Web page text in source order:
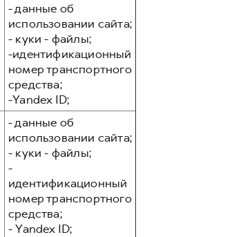
- данные об
использовании сайта;
- куки - файлы;
-идентификационный
номер транспортного
средства;
-Yandex ID;
- данные об
использовании сайта;
- куки - файлы;
-
идентификационный
номер транспортного
средства;
- Yandex ID;